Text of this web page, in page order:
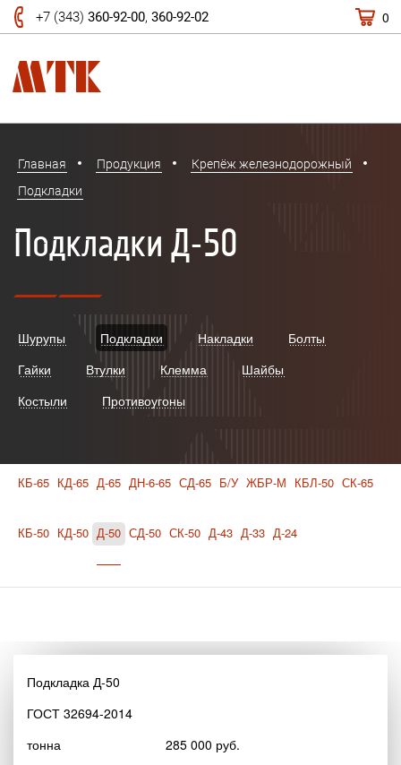
+7 (343) 360-92-00, 360-92-02 0
Главная Продукция
Крепёж железнодорожный
Подкладки
Подкладки Д-50
Шурупы Подкладки Накладки
Болты
Гайки
Втулки Клемма
Шайбы
Костыли
Противоугоны
КБ-65 КД-65 Д-65 ДН-6-65 СД-65 Б/У ЖБР-М КБЛ-50 СК-65
КБ-50 КД-50 Д-50 СД-50 СК-50 Д-43 Д-33 Д-24
Подкладка Д-50
ГОСТ 32694-2014
тонна
285 000 руб.